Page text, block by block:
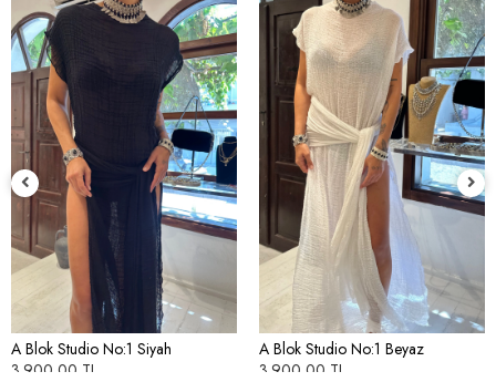
A Blok Studio No:1 Siyah
3.900,00 TL
A Blok Studio No:1 Beyaz
3.900,00 TL